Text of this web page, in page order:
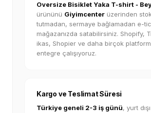
Oversize Bisiklet Yaka T-shirt -
ürününü Giyimcenter üzerinden stok
tutmadan, sermaye bağlamadan e-
mağazanızda satabilirsiniz. Shopify,
ikas, Shopier ve daha birçok
entegre çalışıyoruz.
Kargo ve Teslimat Süresi
Türkiye geneli 2-3 iş günü, yurt dışı